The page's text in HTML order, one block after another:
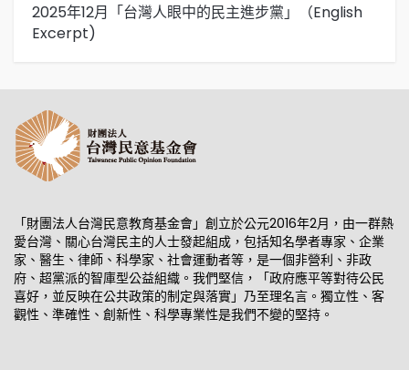
2025年12月「台灣人眼中的民主進步黨」（English
Excerpt)
「財團法人台灣民意教育基金會」創立於公元2016年2月，由一群熱
愛台灣、關心台灣民主的人士發起組成，包括知名學者專家、企業
家、醫生、律師、科學家、社會運動者等，是一個非營利、非政
府、超黨派的智庫型公益組織。我們堅信，「政府應平等對待公民
喜好，並反映在公共政策的制定與落實」乃至理名言。獨立性、客
觀性、準確性、創新性、科學專業性是我們不變的堅持。